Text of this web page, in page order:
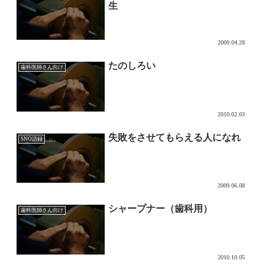
生
2009.04.28
歯科医師さん向け たのしろい
2010.02.03
SNO語録 失敗をさせてもらえる人になれ
2009.06.08
歯科医師さん向け シャープナー（歯科用）
2010.10.05